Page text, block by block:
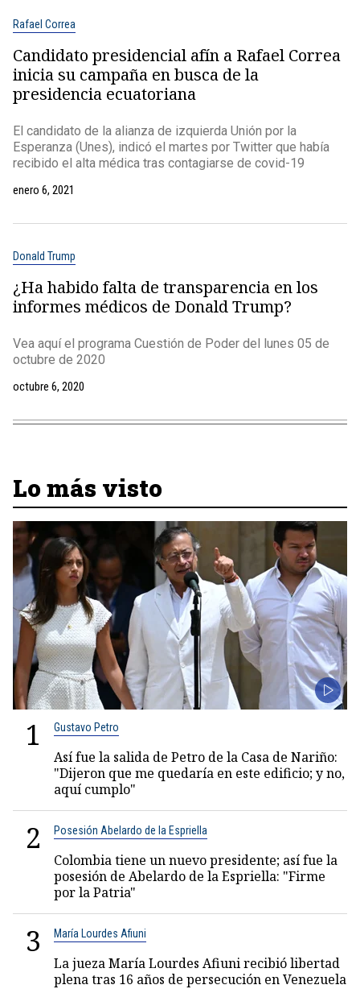
Rafael Correa
Candidato presidencial afín a Rafael Correa
inicia su campaña en busca de la
presidencia ecuatoriana
El candidato de la alianza de izquierda Unión por la
Esperanza (Unes), indicó el martes por Twitter que había
recibido el alta médica tras contagiarse de covid-19
enero 6, 2021
Donald Trump
¿Ha habido falta de transparencia en los
informes médicos de Donald Trump?
Vea aquí el programa Cuestión de Poder del lunes 05 de
octubre de 2020
octubre 6, 2020
Lo más visto
1 Gustavo Petro
Así fue la salida de Petro de la Casa de Nariño:
"Dijeron que me quedaría en este edificio; y no,
aquí cumplo"
2 Posesión Abelardo de la Espriella
Colombia tiene un nuevo presidente; así fue la
posesión de Abelardo de la Espriella: "Firme
por la Patria"
3 María Lourdes Afiuni
La jueza María Lourdes Afiuni recibió libertad
plena tras 16 años de persecución en Venezuela